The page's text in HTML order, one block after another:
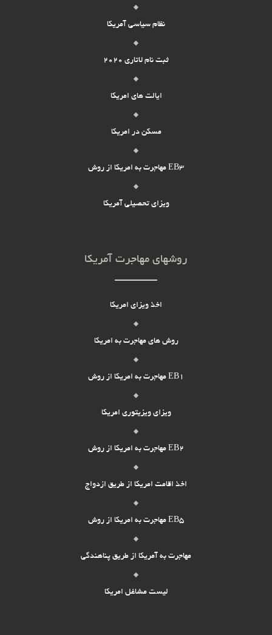
نظام سیاسی آمریکا
ثبت نام لاتاری 2020
ایالت های امریکا
مسکن در امریکا
مهاجرت به امریکا از روش EB3
ویزای تحصیلی آمریکا
روشهای مهاجرت آمریکا
اخذ ویزای امریکا
روش های مهاجرت به امریکا
مهاجرت به امریکا از روش EB1
ویزای ویزیتوری امریکا
مهاجرت به امریکا از روش EB2
اخذ اقامت امریکا از طریق ازدواج
مهاجرت به امریکا از روش EB5
مهاجرت به آمریکا از طریق پناهندگی
لیست مشاغل امریکا